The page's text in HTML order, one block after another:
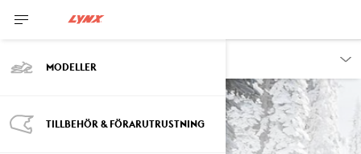
MODELLER
TILLBEHÖR & FÖRARUTRUSTNING